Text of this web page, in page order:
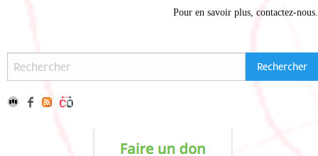
Pour en savoir plus, contactez-nous